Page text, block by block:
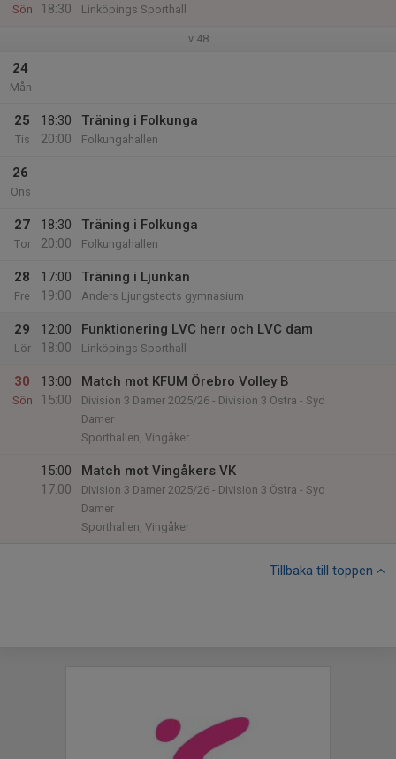
Sön
18:30
Linköpings Sporthall
v.48
24
Mån
25
Tis
18:30
20:00
Träning i Folkunga
Folkungahallen
26
Ons
27
Tor
18:30
20:00
Träning i Folkunga
Folkungahallen
28
Fre
17:00
19:00
Träning i Ljunkan
Anders Ljungstedts gymnasium
29
Lör
12:00
18:00
Funktionering LVC herr och LVC dam
Linköpings Sporthall
30
Sön
13:00
15:00
Match mot KFUM Örebro Volley B
Division 3 Damer 2025/26 - Division 3 Östra - Syd
Damer
Sporthallen, Vingåker
15:00
17:00
Match mot Vingåkers VK
Division 3 Damer 2025/26 - Division 3 Östra - Syd
Damer
Sporthallen, Vingåker
Tillbaka till toppen